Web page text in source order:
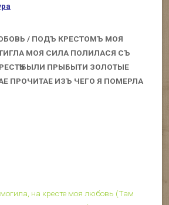
/ ПОДЪ КРЕСТОМЪ МОЯ
МОЯ СИЛА ПОЛИЛАСЯ СЪ
БЫЛИ ПРЫБЫТИ ЗОЛОТЫЕ
ПРОЧИТАЕ ИЗЪ ЧЕГО Я ПОМЕРЛА
на кресте моя любовь (Там